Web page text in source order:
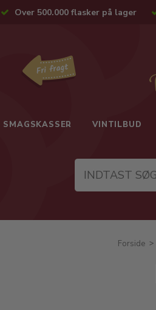
Over 500.000 flasker på lager
SMAGSKASSER VINTILBUD
Forside